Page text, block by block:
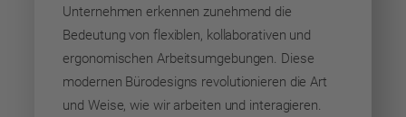
Unternehmen erkennen zunehmend die
Bedeutung von flexiblen, kollaborativen und
ergonomischen Arbeitsumgebungen. Diese
modernen Bürodesigns revolutionieren die Art
und Weise, wie wir arbeiten und interagieren.